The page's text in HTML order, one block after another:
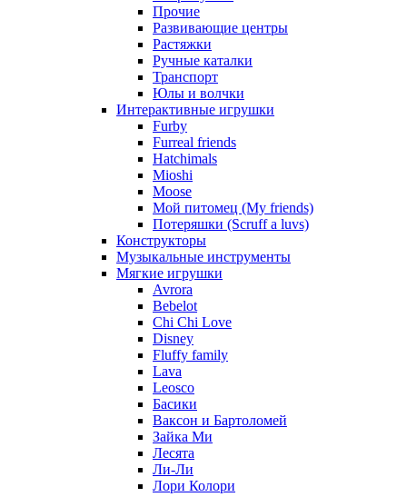
Прочие
Развивающие центры
Растяжки
Ручные каталки
Транспорт
Юлы и волчки
Интерактивные игрушки
Furby
Furreal friends
Hatchimals
Mioshi
Moose
Мой питомец (My friends)
Потеряшки (Scruff a luvs)
Конструкторы
Музыкальные инструменты
Мягкие игрушки
Avrora
Bebelot
Chi Chi Love
Disney
Fluffy family
Lava
Leosco
Басики
Ваксон и Бартоломей
Зайка Ми
Лесята
Ли-Ли
Лори Колори